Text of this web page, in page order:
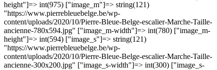
height"]=> int(975) ["image_m"]=> string(121)
"https://www.pierrebleuebelge.be/wp-
content/uploads/2020/10/Pierre-Bleue-Belge-escalier-Marche-Taille-
ancienne-780x594.jpg" ["image_m-width"]=> int(780) ["image_m-
height"]=> int(594) ["image_s"]=> string(121)
"https://www.pierrebleuebelge.be/wp-
content/uploads/2020/10/Pierre-Bleue-Belge-escalier-Marche-Taille-
ancienne-300x200.jpg" ["image_s-width"]=> int(300) ["image_s-